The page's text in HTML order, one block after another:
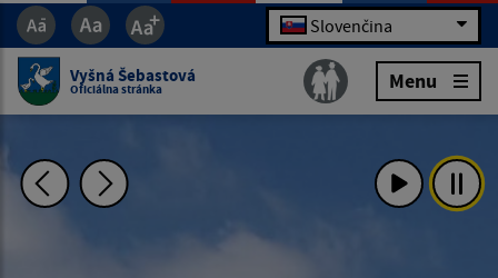
Slovenčina
Vyšná Šebastová
Oficiálna stránka Menu